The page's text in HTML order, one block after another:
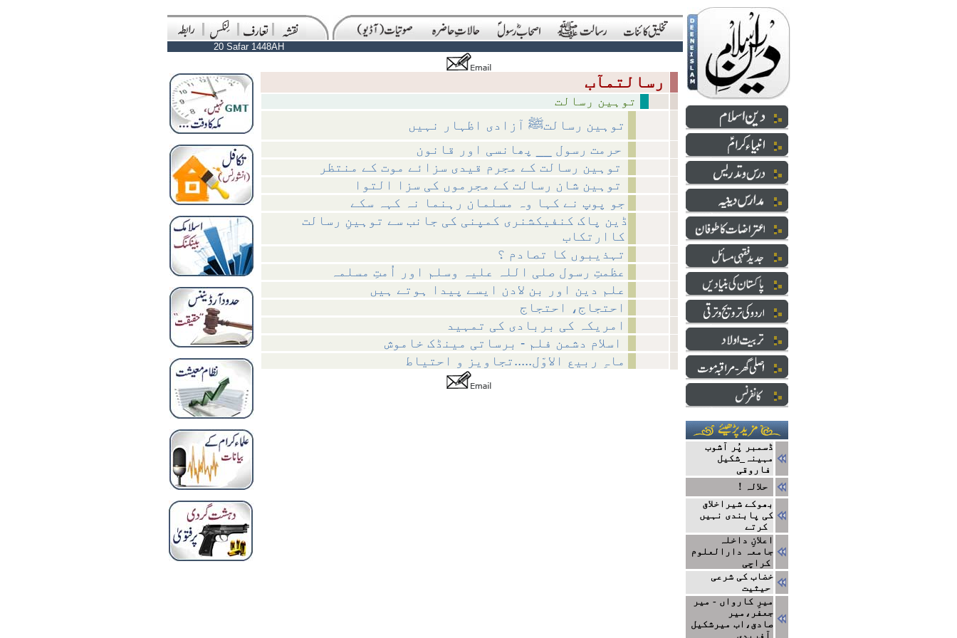
20 Safar 1448AH
توہین رسالتﷺ آزادی اظہار نہیں
جو پوپ نے کہا وہ مسلمان رہنما نہ کہہ سکے
ڈین پاک کنفیکشنری کمپنی کی جانب سے توہینِ رسالت
کاارتکاب
تہذیبوں کا تصادم ؟
عظمتِ رسول صلی اللہ علیہ وسلم اور اُمتِ مسلمہ
علم دین اور بن لادن ایسے پیدا ہوتے ہیں
احتجاج، احتجاج
امریکہ کی بربادی کی تمہید
ماہِ ربیع الاوّل.....تجاویز و احتیاط
ڈسمبر پُر آشوب
مہینہ_شکیل
فاروقی
! حلالہ
بھوکے شیراخلاق
کی پابندی نہیں
کرتے
اعلانِ داخلہ
جامعہ دارالعلوم
کراچی
خضاب کی شرعی
حیثیت
میرِ کارواں - میر
جعفر،میر
صادق،اب میرشکیل
آفریدی